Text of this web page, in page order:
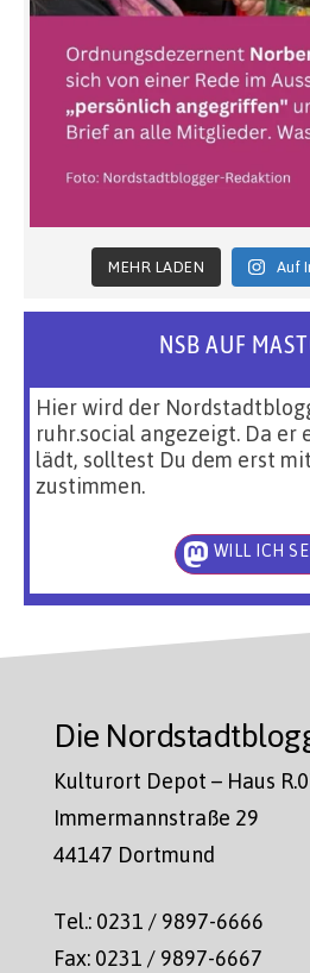
MEHR LADEN Auf
NSB AUF
Hier wird der
ruhr.social angezeigt. Da er
lädt, solltest Du dem erst
zustimmen.
WILL ICH
Die
Kulturort Depot – Haus
Immermannstraße 29
44147 Dortmund
Tel.: 0231 / 9897-6666
Fax: 0231 / 9897-6667